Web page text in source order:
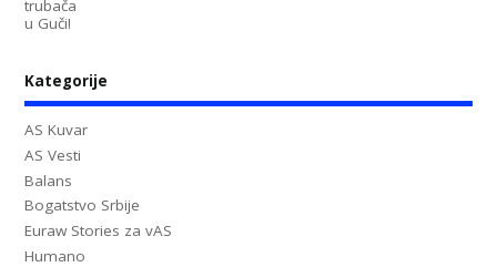
Kategorije
AS Kuvar
AS Vesti
Balans
Bogatstvo Srbije
Euraw Stories za vAS
Humano